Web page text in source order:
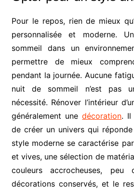
Pour le repos, rien de mieux
personnalisée et moderne.
sommeil dans un
permettre de mieux
pendant la journée. Aucune
nuit de sommeil n’est pas
nécessité. Rénover l’intérieur
généralement unedécoration. Il
de créer un univers qui
style moderne se caractérise
et vives, une sélection de
couleurs accrocheuses,
décorations conservés, et le